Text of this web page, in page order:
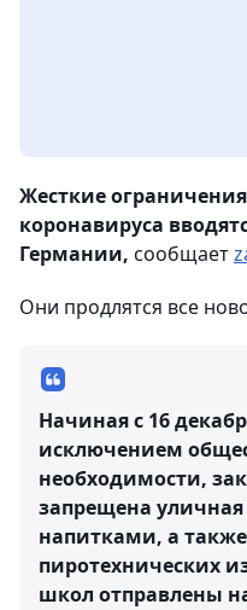
Жесткие
коронавируса
Германии, сообщает
Они продлятся все
Начиная с 16
исключением
необходимости,
запрещена
напитками, а
пиротехнических
школ отправлены